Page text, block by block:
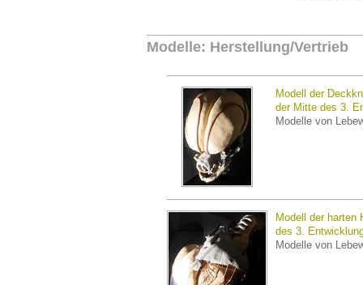
Modelle: Herstellung/Vertrieb
Modell der
der Mitte des 3.
Modelle von
Modell der harten
des 3.
Modelle von